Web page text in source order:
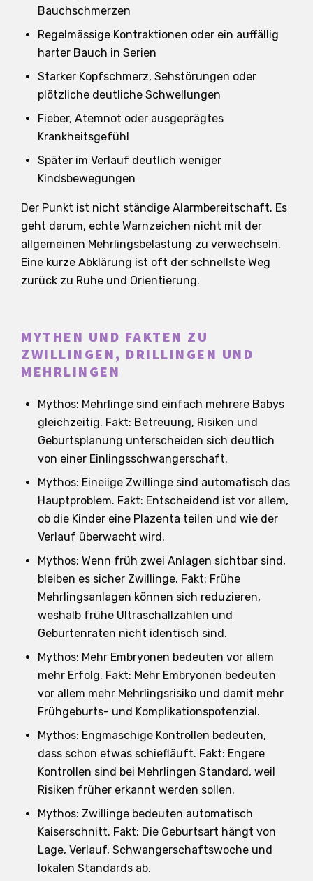
Bauchschmerzen
Regelmässige Kontraktionen oder ein auffällig
harter Bauch in Serien
Starker Kopfschmerz, Sehstörungen oder
plötzliche deutliche Schwellungen
Fieber, Atemnot oder ausgeprägtes
Krankheitsgefühl
Später im Verlauf deutlich weniger
Kindsbewegungen
Der Punkt ist nicht ständige Alarmbereitschaft. Es
geht darum, echte Warnzeichen nicht mit der
allgemeinen Mehrlingsbelastung zu verwechseln.
Eine kurze Abklärung ist oft der schnellste Weg
zurück zu Ruhe und Orientierung.
MYTHEN UND FAKTEN ZU
ZWILLINGEN, DRILLINGEN UND
MEHRLINGEN
Mythos: Mehrlinge sind einfach mehrere Babys
gleichzeitig. Fakt: Betreuung, Risiken und
Geburtsplanung unterscheiden sich deutlich
von einer Einlingsschwangerschaft.
Mythos: Eineiige Zwillinge sind automatisch das
Hauptproblem. Fakt: Entscheidend ist vor allem,
ob die Kinder eine Plazenta teilen und wie der
Verlauf überwacht wird.
Mythos: Wenn früh zwei Anlagen sichtbar sind,
bleiben es sicher Zwillinge. Fakt: Frühe
Mehrlingsanlagen können sich reduzieren,
weshalb frühe Ultraschallzahlen und
Geburtenraten nicht identisch sind.
Mythos: Mehr Embryonen bedeuten vor allem
mehr Erfolg. Fakt: Mehr Embryonen bedeuten
vor allem mehr Mehrlingsrisiko und damit mehr
Frühgeburts- und Komplikationspotenzial.
Mythos: Engmaschige Kontrollen bedeuten,
dass schon etwas schiefläuft. Fakt: Engere
Kontrollen sind bei Mehrlingen Standard, weil
Risiken früher erkannt werden sollen.
Mythos: Zwillinge bedeuten automatisch
Kaiserschnitt. Fakt: Die Geburtsart hängt von
Lage, Verlauf, Schwangerschaftswoche und
lokalen Standards ab.